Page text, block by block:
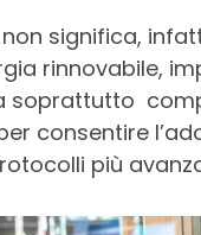
significa,
rinnovabile,
soprattutto
consentire
più